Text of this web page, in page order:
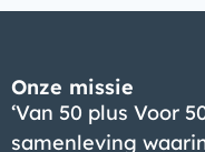
Onze missie
‘Van 50 plus Voor
samenleving